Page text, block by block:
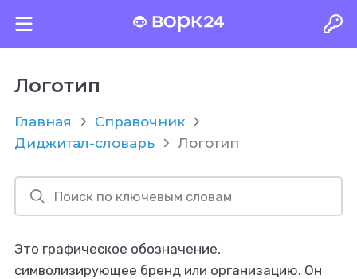
Логотип
Главная
Справочник
Диджитал-словарь
Логотип
Это графическое обозначение,
символизирующее бренд или организацию. Он